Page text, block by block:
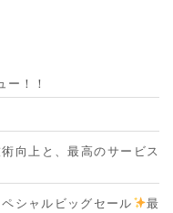
ー！！
向上と、最高のサービス
シャルビッグセール
最